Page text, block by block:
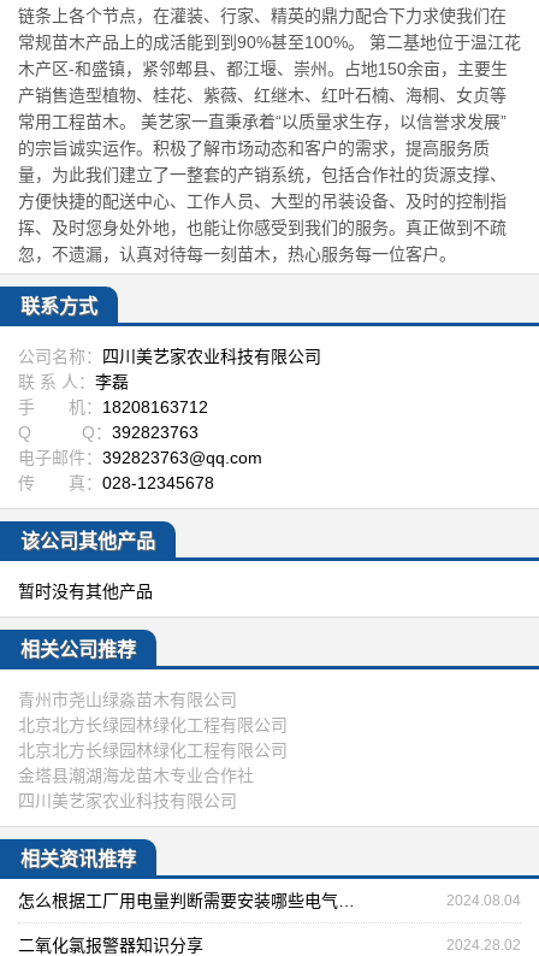
链条上各个节点，在灌装、行家、精英的鼎力配合下力求使我们在
常规苗木产品上的成活能到到90%甚至100%。 第二基地位于温江花
木产区-和盛镇，紧邻郫县、都江堰、崇州。占地150余亩，主要生
产销售造型植物、桂花、紫薇、红继木、红叶石楠、海桐、女贞等
常用工程苗木。 美艺家一直秉承着“以质量求生存，以信誉求发展”
的宗旨诚实运作。积极了解市场动态和客户的需求，提高服务质
量，为此我们建立了一整套的产销系统，包括合作社的货源支撑、
方便快捷的配送中心、工作人员、大型的吊装设备、及时的控制指
挥、及时您身处外地，也能让你感受到我们的服务。真正做到不疏
忽，不遗漏，认真对待每一刻苗木，热心服务每一位客户。
联系方式
公司名称：
四川美艺家农业科技有限公司
联 系 人： 李磊
手 机： 18208163712
Q Q： 392823763
电子邮件： 392823763@qq.com
传 真： 028-12345678
该公司其他产品
暂时没有其他产品
相关公司推荐
青州市尧山绿淼苗木有限公司
北京北方长绿园林绿化工程有限公司
北京北方长绿园林绿化工程有限公司
金塔县潮湖海龙苗木专业合作社
四川美艺家农业科技有限公司
相关资讯推荐
2024.08.04
二氧化氯报警器知识分享 2024.28.02